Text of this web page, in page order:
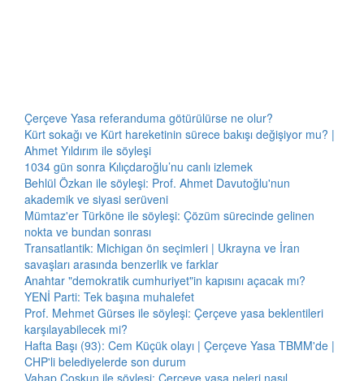
Çerçeve Yasa referanduma götürülürse ne olur?
Kürt sokağı ve Kürt hareketinin sürece bakışı değişiyor mu? |
Ahmet Yıldırım ile söyleşi
1034 gün sonra Kılıçdaroğlu’nu canlı izlemek
Behlül Özkan ile söyleşi: Prof. Ahmet Davutoğlu'nun
akademik ve siyasi serüveni
Mümtaz'er Türköne ile söyleşi: Çözüm sürecinde gelinen
nokta ve bundan sonrası
Transatlantik: Michigan ön seçimleri | Ukrayna ve İran
savaşları arasında benzerlik ve farklar
Anahtar "demokratik cumhuriyet"in kapısını açacak mı?
YENİ Parti: Tek başına muhalefet
Prof. Mehmet Gürses ile söyleşi: Çerçeve yasa beklentileri
karşılayabilecek mi?
Hafta Başı (93): Cem Küçük olayı | Çerçeve Yasa TBMM'de |
CHP'li belediyelerde son durum
Vahap Coşkun ile söyleşi: Çerçeve yasa neleri nasıl